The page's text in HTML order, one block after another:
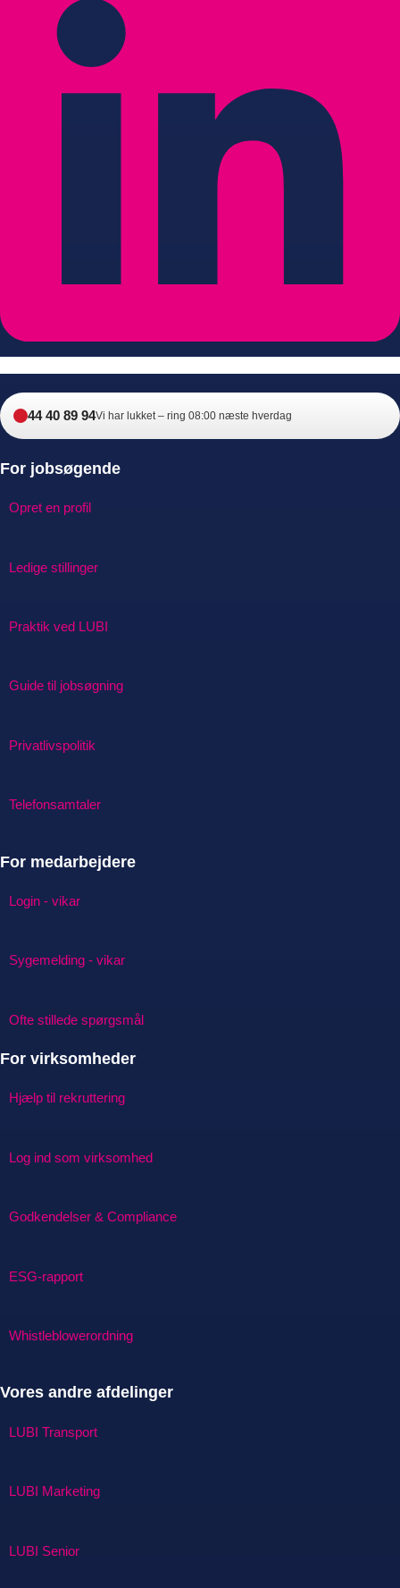
44 40 89 94Vi har lukket – ring 08:00 næste hverdag
For jobsøgende
Opret en profil
Ledige stillinger
Praktik ved LUBI
Guide til jobsøgning
Privatlivspolitik
Telefonsamtaler
For medarbejdere
Login - vikar
Sygemelding - vikar
Ofte stillede spørgsmål
For virksomheder
Hjælp til rekruttering
Log ind som virksomhed
Godkendelser & Compliance
ESG-rapport
Whistleblowerordning
Vores andre afdelinger
LUBI Transport
LUBI Marketing
LUBI Senior